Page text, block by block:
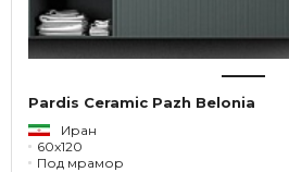
Pardis Ceramic Pazh Belonia
Иран
60x120
Под мрамор